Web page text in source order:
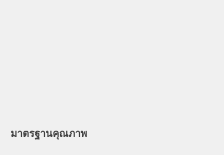
มาตรฐานคุณภาพ